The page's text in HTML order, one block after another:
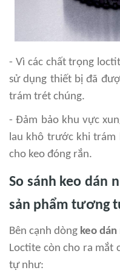
- Vì các chất trọng
sử dụng thiết bị đã
trám trét chúng.
- Đảm bảo khu vực
lau khô trước khi trám
cho keo đóng rắn.
So sánh keo dán
sản phẩm tương
Bên cạnh dòng keo
Loctite còn cho ra mắt
tự như: